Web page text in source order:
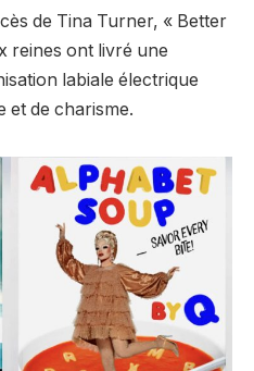
de Tina Turner, « Better
reines ont livré une
labiale électrique
et de charisme.